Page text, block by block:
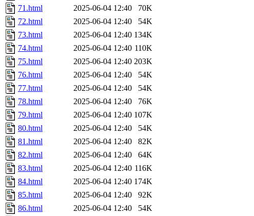
71.html
2025-06-04 12:40
70K
72.html
2025-06-04 12:40
54K
73.html
2025-06-04 12:40 134K
74.html
2025-06-04 12:40 110K
75.html
2025-06-04 12:40 203K
76.html
2025-06-04 12:40
54K
77.html
2025-06-04 12:40
54K
78.html
2025-06-04 12:40
76K
79.html
2025-06-04 12:40 107K
80.html
2025-06-04 12:40
54K
81.html
2025-06-04 12:40
82K
82.html
2025-06-04 12:40
64K
83.html
2025-06-04 12:40 116K
84.html
2025-06-04 12:40 174K
85.html
2025-06-04 12:40
92K
86.html
2025-06-04 12:40
54K